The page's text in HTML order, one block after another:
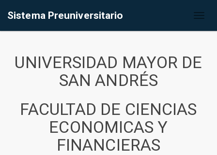
Sistema Preuniversitario
UNIVERSIDAD MAYOR DE
SAN ANDRÉS
FACULTAD DE CIENCIAS
ECONOMICAS Y
FINANCIERAS